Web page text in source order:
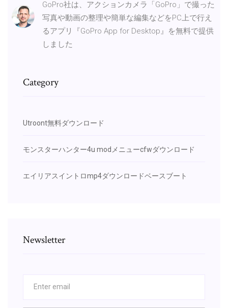
GoPro社は、アクションカメラ「GoPro」で撮った
写真や動画の整理や簡単な編集などをPC上で行え
るアプリ『GoPro App for Desktop』を無料で提供
しました
Category
Utroont無料ダウンロード
モンスターハンター4u modメニューcfwダウンロード
エイリアスイントロmp4ダウンロードベースブート
Newsletter